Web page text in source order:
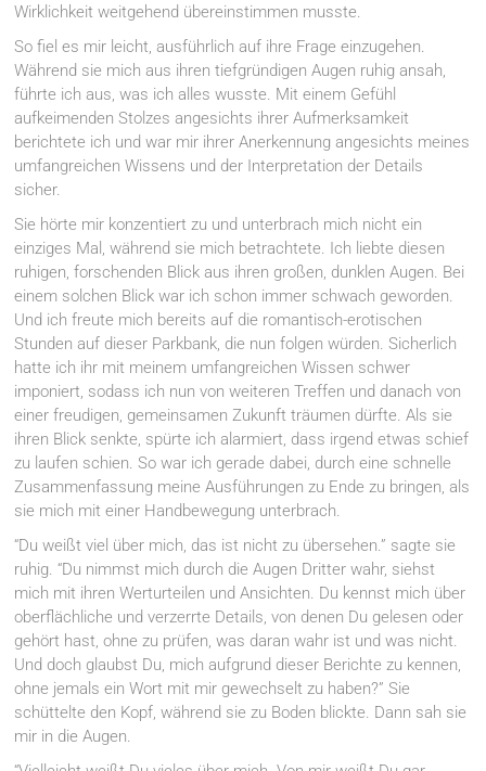
Wirklichkeit weitgehend übereinstimmen musste.
So fiel es mir leicht, ausführlich auf ihre Frage einzugehen.
Während sie mich aus ihren tiefgründigen Augen ruhig ansah,
führte ich aus, was ich alles wusste. Mit einem Gefühl
aufkeimenden Stolzes angesichts ihrer Aufmerksamkeit
berichtete ich und war mir ihrer Anerkennung angesichts meines
umfangreichen Wissens und der Interpretation der Details
sicher.
Sie hörte mir konzentiert zu und unterbrach mich nicht ein
einziges Mal, während sie mich betrachtete. Ich liebte diesen
ruhigen, forschenden Blick aus ihren großen, dunklen Augen. Bei
einem solchen Blick war ich schon immer schwach geworden.
Und ich freute mich bereits auf die romantisch-erotischen
Stunden auf dieser Parkbank, die nun folgen würden. Sicherlich
hatte ich ihr mit meinem umfangreichen Wissen schwer
imponiert, sodass ich nun von weiteren Treffen und danach von
einer freudigen, gemeinsamen Zukunft träumen dürfte. Als sie
ihren Blick senkte, spürte ich alarmiert, dass irgend etwas schief
zu laufen schien. So war ich gerade dabei, durch eine schnelle
Zusammenfassung meine Ausführungen zu Ende zu bringen, als
sie mich mit einer Handbewegung unterbrach.
“Du weißt viel über mich, das ist nicht zu übersehen.” sagte sie
ruhig. “Du nimmst mich durch die Augen Dritter wahr, siehst
mich mit ihren Werturteilen und Ansichten. Du kennst mich über
oberflächliche und verzerrte Details, von denen Du gelesen oder
gehört hast, ohne zu prüfen, was daran wahr ist und was nicht.
Und doch glaubst Du, mich aufgrund dieser Berichte zu kennen,
ohne jemals ein Wort mit mir gewechselt zu haben?” Sie
schüttelte den Kopf, während sie zu Boden blickte. Dann sah sie
mir in die Augen.